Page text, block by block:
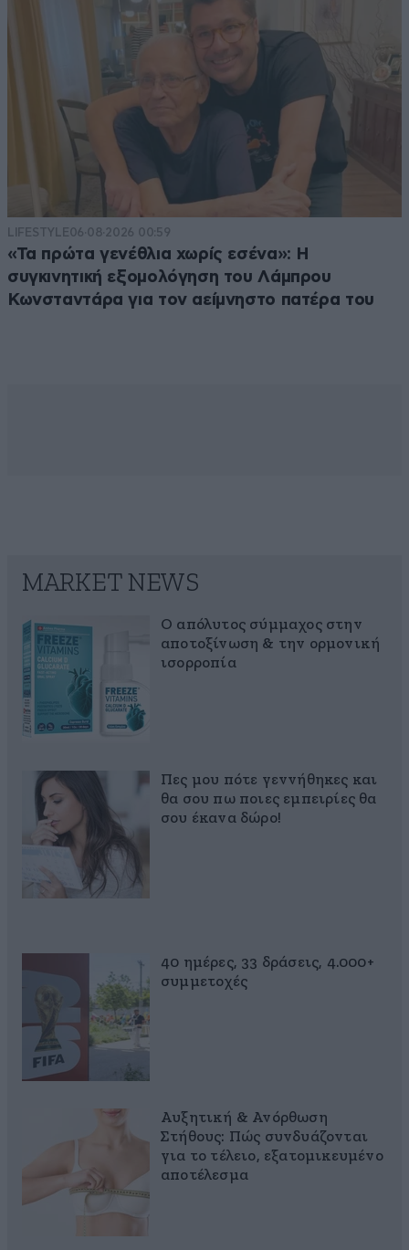
LIFESTYLE06·08·2026 00:59
«Τα πρώτα γενέθλια χωρίς εσένα»: Η
συγκινητική εξομολόγηση του Λάμπρου
Κωνσταντάρα για τον αείμνηστο πατέρα του
MARKET NEWS
Ο απόλυτος σύμμαχος στην
αποτοξίνωση & την ορμονική
ισορροπία
Πες μου πότε γεννήθηκες και
θα σου πω ποιες εμπειρίες θα
σου έκανα δώρο!
40 ημέρες, 33 δράσεις, 4.000+
συμμετοχές
Αυξητική & Ανόρθωση
Στήθους: Πώς συνδυάζονται
για το τέλειο, εξατομικευμένο
αποτέλεσμα